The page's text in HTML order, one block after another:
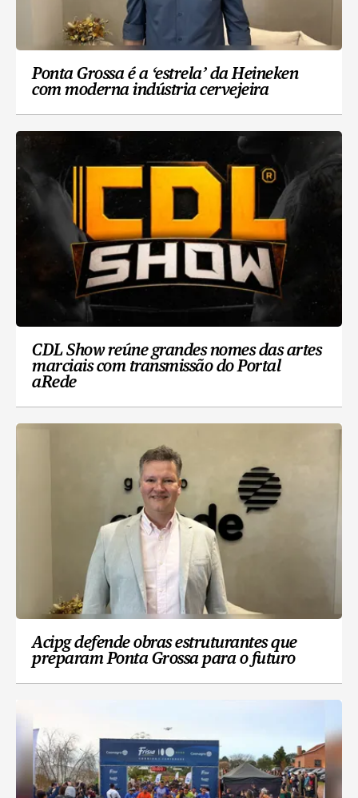
Ponta Grossa é a ‘estrela’ da Heineken
com moderna indústria cervejeira
CDL Show reúne grandes nomes das artes
marciais com transmissão do Portal
aRede
Acipg defende obras estruturantes que
preparam Ponta Grossa para o futuro